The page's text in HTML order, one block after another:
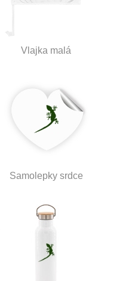
Vlajka malá
Samolepky srdce